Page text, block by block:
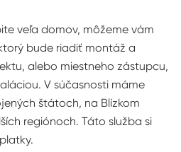
veľa domov, môžeme vám
bude riadiť montáž a
alebo miestneho zástupcu,
V súčasnosti máme
štátoch, na Blízkom
regiónoch. Táto služba si